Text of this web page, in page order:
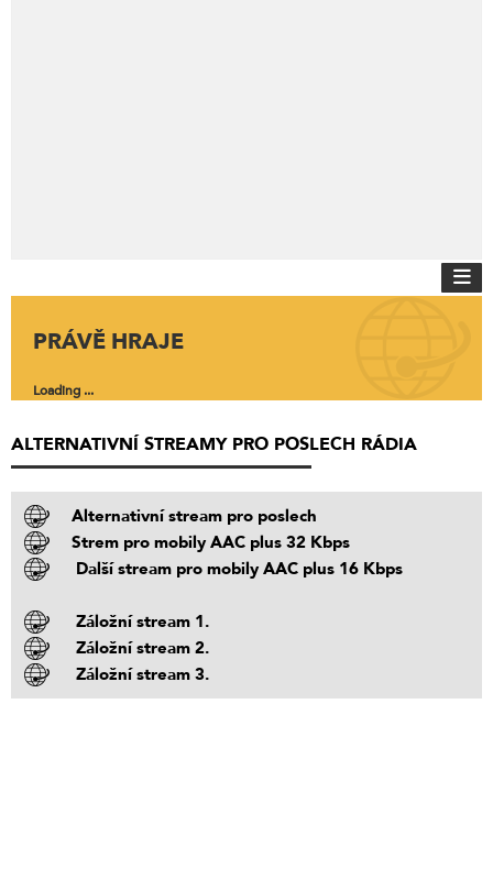
PRÁVĚ HRAJE
Loading ...
ALTERNATIVNÍ STREAMY PRO POSLECH RÁDIA
Alternativní stream pro poslech
Strem pro mobily AAC plus 32 Kbps
Další stream pro mobily AAC plus 16 Kbps
Záložní stream 1.
Záložní stream 2.
Záložní stream 3.